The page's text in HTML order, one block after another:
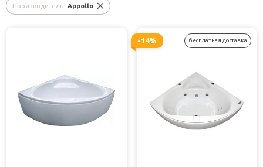
Производитель: Appollo
-14% бесплатная доставка